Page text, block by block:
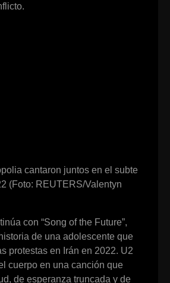
cantaron juntos en el subte
(Foto: REUTERS/Valentyn
con “Song of the Future”,
de una adolescente que
protestas en Irán en 2022. U2
cuerpo en una canción que
de esperanza truncada y de